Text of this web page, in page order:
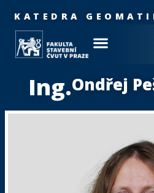
KATEDRA
Ing.Ondřej